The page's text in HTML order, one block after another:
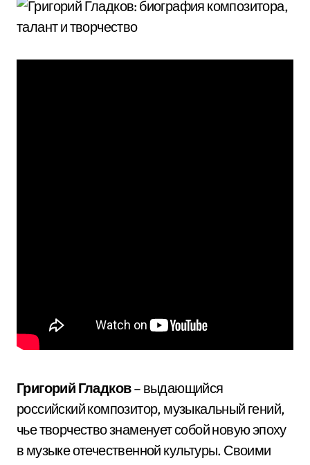
Григорий Гладков– выдающийся
российский композитор, музыкальный гений,
чье творчество знаменует собой новую эпоху
в музыке отечественной культуры. Своими